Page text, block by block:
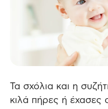
Τα σχόλια και η
κιλά πήρες ή έχασες